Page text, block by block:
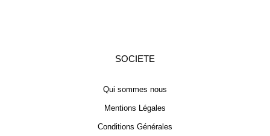
SOCIETE
Qui sommes nous
Mentions Légales
Conditions Générales